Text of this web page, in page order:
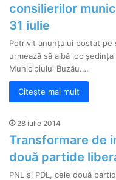
consilierilor
31 iulie
Potrivit anunțului postat pe
urmează să aibă loc
Municipiului Buzău.…
Citește mai mult
28 iulie 2014
Transformare de
două partide
PNL și PDL, cele două